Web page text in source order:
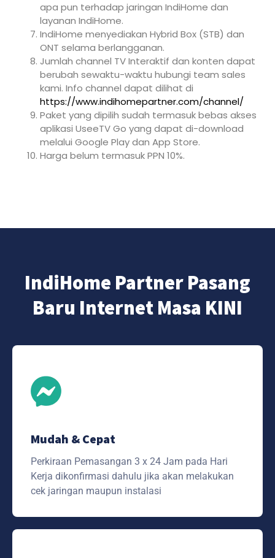
apa pun terhadap jaringan IndiHome dan
layanan IndiHome.
IndiHome menyediakan Hybrid Box (STB) dan
ONT selama berlangganan.
Jumlah channel TV Interaktif dan konten dapat
berubah sewaktu-waktu hubungi team sales
kami. Info channel dapat dilihat di
https://www.indihomepartner.com/channel/
Paket yang dipilih sudah termasuk bebas akses
aplikasi UseeTV Go yang dapat di-download
melalui Google Play dan App Store.
Harga belum termasuk PPN 10%.
IndiHome Partner Pasang
Baru Internet Masa KINI
Mudah & Cepat
Perkiraan Pemasangan 3 x 24 Jam pada Hari
Kerja dikonfirmasi dahulu jika akan melakukan
cek jaringan maupun instalasi